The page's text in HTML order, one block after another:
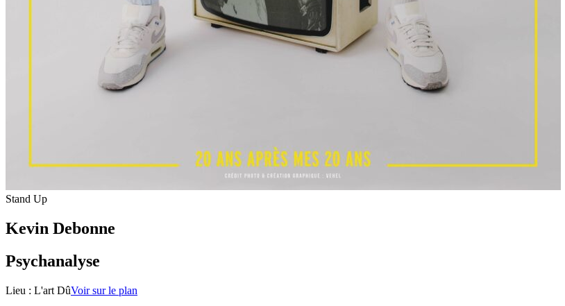
Stand Up
Kevin Debonne
Psychanalyse
Lieu : L'art DûVoir sur le plan